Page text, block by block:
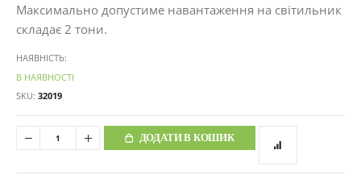
Максимально допустиме навантаження на світильник
складає 2 тони.
НАЯВНІСТЬ:
В НАЯВНОСТІ
SKU 32019
ДОДАТИ В КОШИК